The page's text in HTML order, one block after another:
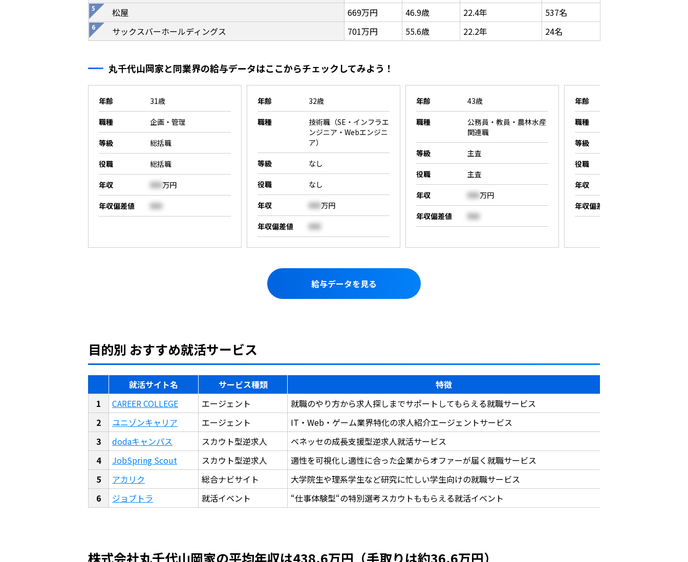
松屋
669万円 46.9歳 22.4年
537名
サックスバーホールディングス
701万円 55.6歳 22.2年 24名
丸千代山岡家と同業界の給与データはここからチェックしてみよう！
年齢 31歳
職種 企画・管理
等級 総括職
役職 総括職
年収 000 万円
年収偏差値 000
年齢 32歳
職種
技術職（SE・インフラエ
ンジニア・Webエンジニ
ア）
等級 なし
役職 なし
年収 000 万円
年収偏差値 000
年齢 43歳
職種
公務員・教員・農林水産
関連職
等級 主査
役職 主査
年収 000 万円
年収偏差値 000
年齢
職種
等級
役職
年収
年収偏差値
給与データを見る
目的別 おすすめ就活サービス
就活サイト名 サービス種類
特徴
CAREER COLLEGE
エージェント
就職のやり方から求人探しまでサポートしてもらえる就職サービス
ユニゾンキャリア
エージェント
IT・Web・ゲーム業界特化の求人紹介エージェントサービス
dodaキャンパス
スカウト型逆求人
ベネッセの成長支援型逆求人就活サービス
JobSpring Scout
スカウト型逆求人
適性を可視化し適性に合った企業からオファーが届く就職サービス
アカリク
総合ナビサイト
大学院生や理系学生など研究に忙しい学生向けの就職サービス
ジョブトラ
就活イベント “仕事体験型“の特別選考スカウトももらえる就活イベント
株式会社丸千代山岡家の平均年収は438.6万円（手取りは約36.6万円）